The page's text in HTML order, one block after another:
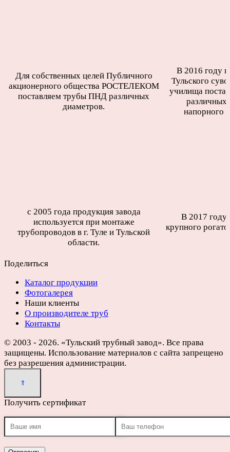
Для собственных целей Публичного
акционерного общества РОСТЕЛЕКОМ
поставляем трубы ПНД различных
диаметров.
В 2016 году
Тульского
училища
различных
напорного
с 2005 года продукция завода
используется при монтаже
трубопроводов в г. Туле и Тульской
области.
В 2017 году
крупного
Поделиться
Каталог продукции
Фотогалерея
Наши клиенты
О производителе труб
Контакты
© 2003 - 2026. «Тульский трубный завод». Все права
защищены. Использование материалов с сайта запрещено
без разрешения администрации.
Получить сертификат